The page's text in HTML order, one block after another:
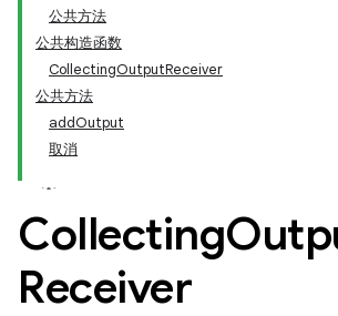
公共方法
公共构造函数
CollectingOutputReceiver
公共方法
addOutput
取消
Collecting
Receiver